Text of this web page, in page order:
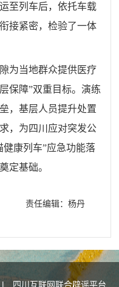
至列车后，依托车载
接紧密，检验了一体
为当地群众提供医疗
保障”双重目标。演练
，基层人员提升处置
，为四川应对突发公
康列车”应急功能落
定基础。
责任编辑：杨丹
| 四川互联网联合辟谣平台